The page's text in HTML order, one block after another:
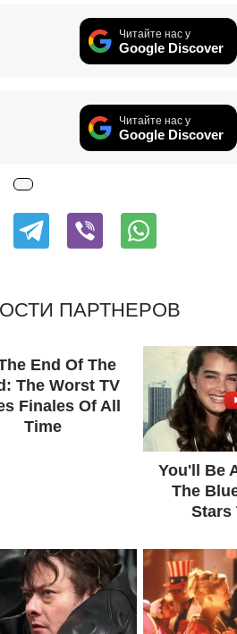
Читайте нас у
Google Discover
Читайте нас у
Google Discover